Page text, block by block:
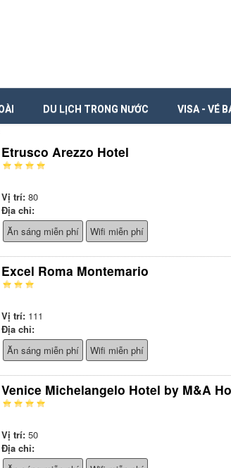
DU LỊCH TRONG NƯỚC VISA - VÉ
Etrusco Arezzo Hotel
Vị trí: 80
Địa chỉ:
Ăn sáng miễn phí
Wifi miễn phí
Excel Roma Montemario
Vị trí: 111
Địa chỉ:
Ăn sáng miễn phí
Wifi miễn phí
Venice Michelangelo Hotel by M&A
Vị trí: 50
Địa chỉ: